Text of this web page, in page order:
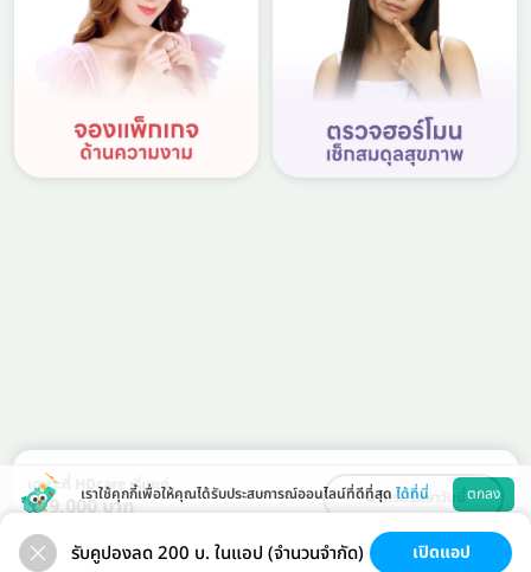
เฉพาะที่ HDcare เริ่มแค่
179,000 บาท 📞 โทรปรึกษาวันนี้
💬 ทักแชทปรึกษาวันนี้
เราใช้คุกกี้เพื่อให้คุณได้รับประสบการณ์ออนไลน์ที่ดีที่สุด ได้ที่นี่ ตกลง
รับคูปองลด 200 บ. ในแอป (จำนวนจำกัด) เปิดแอป